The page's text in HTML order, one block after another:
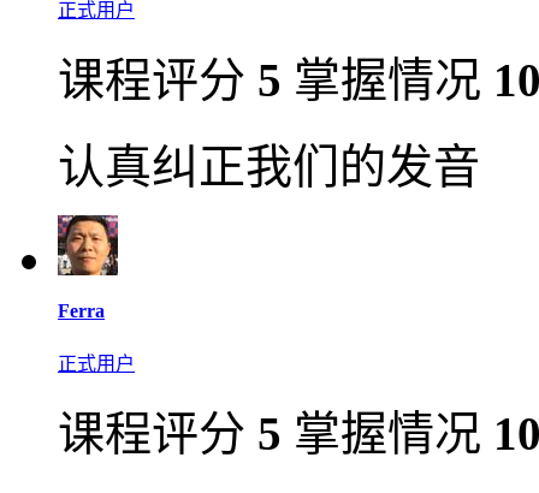
正式用户
课程评分 5 掌握情况
认真纠正我们的发音
Ferra
正式用户
课程评分 5 掌握情况